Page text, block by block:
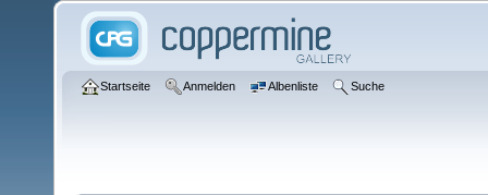
Startseite Anmelden Albenliste Suche